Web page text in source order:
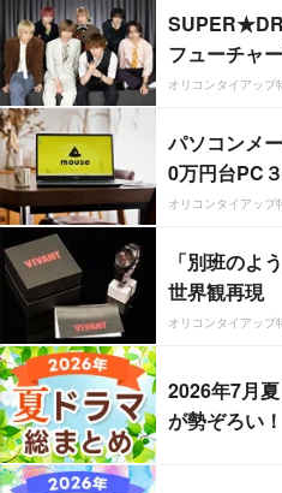
フューチャ
オリコンタイアップ
パソコンメ
0万円台PC３
オリコンタイアップ
「別班のよ
世界観再現
オリコンタイアップ
2026年7月
が勢ぞろい！